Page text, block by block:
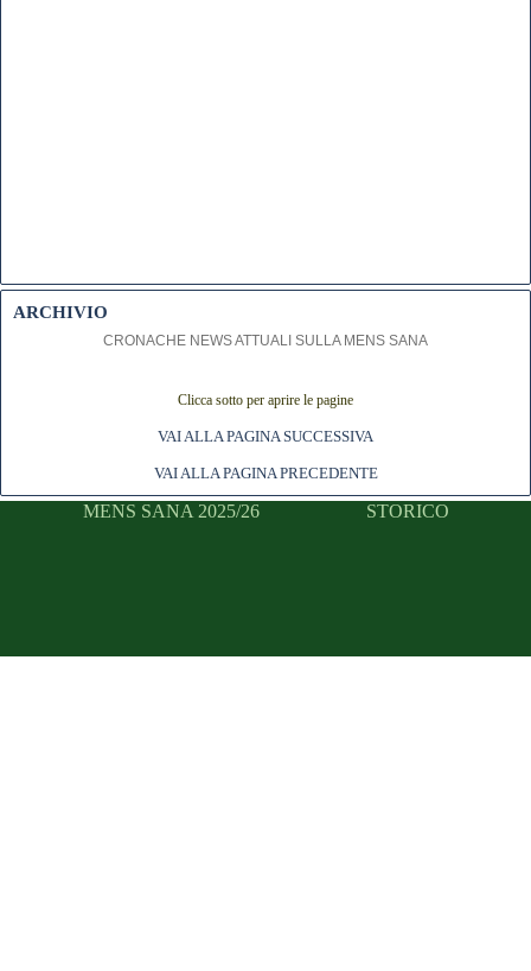
ARCHIVIO
CRONACHE NEWS ATTUALI SULLA MENS SANA
Clicca sotto per aprire le pagine
VAI ALLA PAGINA SUCCESSIVA
VAI ALLA PAGINA PRECEDENTE
MENS SANA 2025/26 STORICO